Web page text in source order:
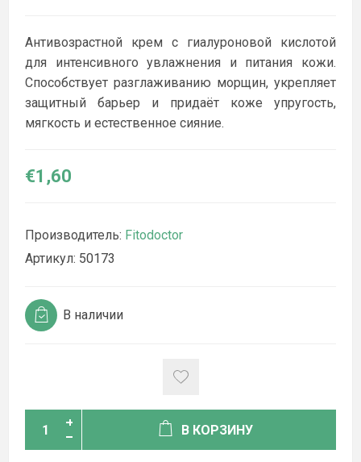
Антивозрастной крем с гиалуроновой кислотой
для интенсивного увлажнения и питания кожи.
Способствует разглаживанию морщин, укрепляет
защитный барьер и придаёт коже упругость,
мягкость и естественное сияние.
€1,60
Производитель: Fitodoctor
Артикул: 50173
В наличии
В КОРЗИНУ